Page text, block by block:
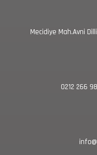
Mecidiye Mah.Avni
0212 266